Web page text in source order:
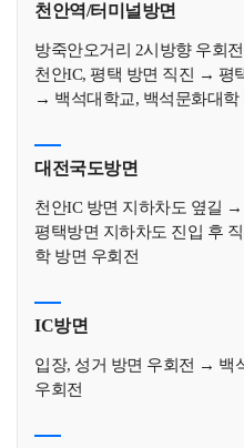
천안역/터미널방면
방죽안오거리 2시방향 우회
천안IC, 평택 방면 직진 → 평
→ 백석대학교, 백석문화대학
대전국도방면
천안IC 방면 지하차도 옆길
평택방면 지하차도 진입 후
학 방면 우회전
IC방면
입장, 성거 방면 우회전 → 백
우회전